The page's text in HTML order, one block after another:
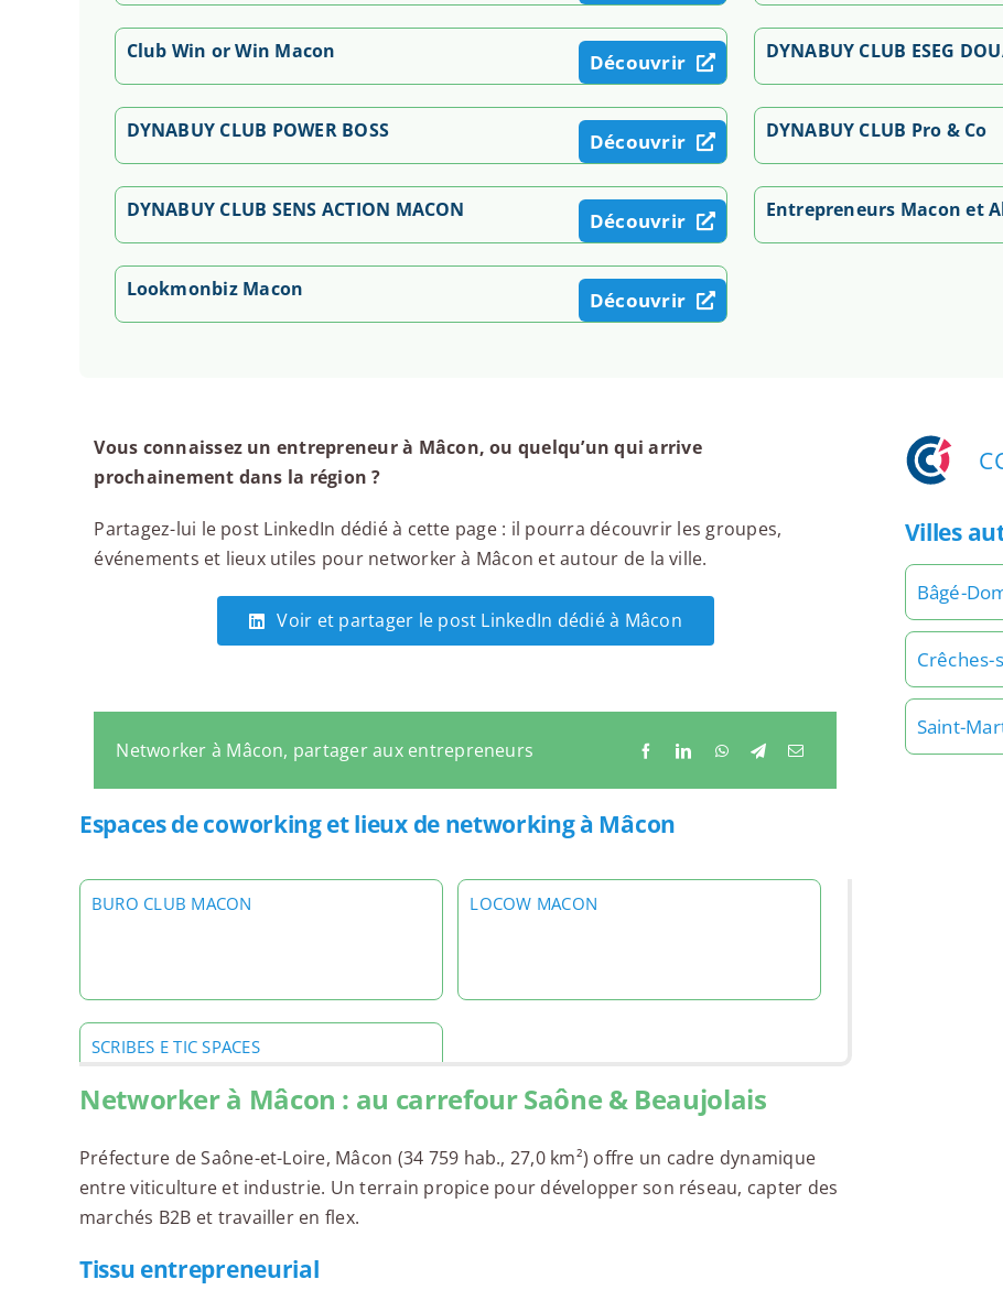
Club Win or Win Macon Découvrir DYNABUY CLUB ESEG
DYNABUY CLUB POWER BOSS Découvrir DYNABUY CLUB Pro & Co
DYNABUY CLUB SENS ACTION MACON Découvrir Entrepreneurs Macon et
Lookmonbiz Macon Découvrir
Vous connaissez un entrepreneur à Mâcon, ou quelqu’un qui arrive
prochainement dans la région ?
Partagez-lui le post LinkedIn dédié à cette page : il pourra découvrir les groupes,
événements et lieux utiles pour networker à Mâcon et autour de la ville.
Voir et partager le post LinkedIn dédié à Mâcon
Networker à Mâcon, partager aux entrepreneurs
Espaces de coworking et lieux de networking à Mâcon
BURO CLUB MACON LOCOW MACON
SCRIBES E TIC SPACES
Networker à Mâcon : au carrefour Saône & Beaujolais
Préfecture de Saône-et-Loire, Mâcon (34 759 hab., 27,0 km²) offre un cadre dynamique
entre viticulture et industrie. Un terrain propice pour développer son réseau, capter des
marchés B2B et travailler en flex.
Tissu entrepreneurial
Villes
Bâgé-
Crêches-
Saint-